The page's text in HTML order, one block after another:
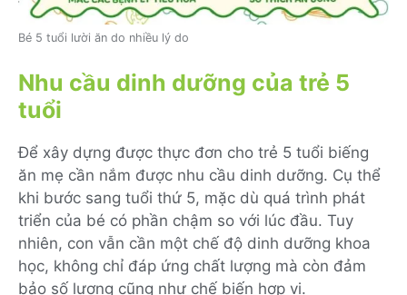
Bé 5 tuổi lười ăn do nhiều lý do
Nhu cầu dinh dưỡng của trẻ 5
tuổi
Để xây dựng được thực đơn cho trẻ 5 tuổi biếng
ăn mẹ cần nắm được nhu cầu dinh dưỡng. Cụ thể
khi bước sang tuổi thứ 5, mặc dù quá trình phát
triển của bé có phần chậm so với lúc đầu. Tuy
nhiên, con vẫn cần một chế độ dinh dưỡng khoa
học, không chỉ đáp ứng chất lượng mà còn đảm
bảo số lượng cũng như chế biến hợp vị.